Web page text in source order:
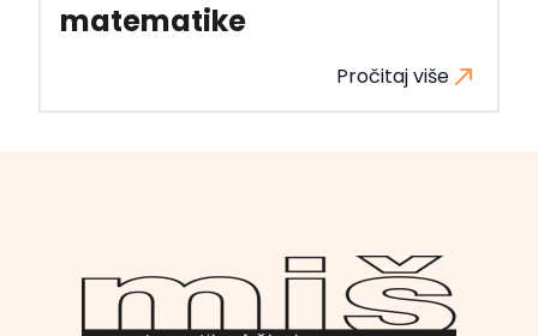
matematike
Pročitaj više